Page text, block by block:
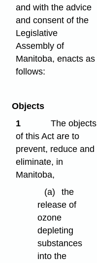
and with the advice
and consent of the
Legislative
Assembly of
Manitoba, enacts as
follows:
Objects
1
The objects
of this Act are to
prevent, reduce and
eliminate, in
Manitoba,
(a)
the
release of
ozone
depleting
substances
into the